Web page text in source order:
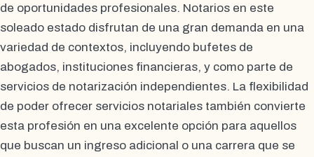
de oportunidades profesionales. Notarios en este
soleado estado disfrutan de una gran demanda en una
variedad de contextos, incluyendo bufetes de
abogados, instituciones financieras, y como parte de
servicios de notarización independientes. La flexibilidad
de poder ofrecer servicios notariales también convierte
esta profesión en una excelente opción para aquellos
que buscan un ingreso adicional o una carrera que se